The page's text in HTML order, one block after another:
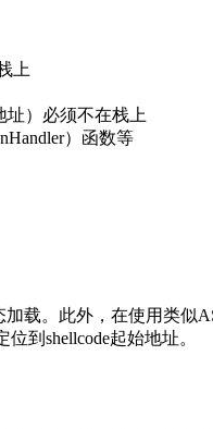
上
址）必须不在栈上
）函数等
载。此外，在使用类似
到shellcode起始地址。